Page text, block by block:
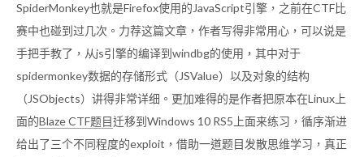
SpiderMonkey也就是Firefox使用的JavaScript引擎，之前在CTF比
赛中也碰到过几次。力荐这篇文章，作者写得非常用心，可以说是
手把手教了，从js引擎的编译到windbg的使用，其中对于
spidermonkey数据的存储形式（JSValue）以及对象的结构
（JSObjects）讲得非常详细。更加难得的是作者把原本在Linux上
面的Blaze CTF题目迁移到Windows 10 RS5上面来练习，循序渐进
给出了三个不同程度的exploit，借助一道题目发散思维学习，真正